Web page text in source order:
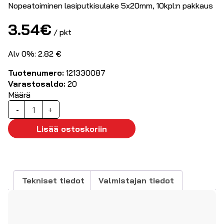
Nopeatoiminen lasiputkisulake 5x20mm, 10kpl:n pakkaus
3.54€ / pkt
Alv 0%: 2.82 €
Tuotenumero: 121330087
Varastosaldo: 20
Määrä
-
Keraaminen
sulake
6,3A
nopea
määrä
+
Lisää ostoskoriin
Tekniset tiedot Valmistajan tiedot